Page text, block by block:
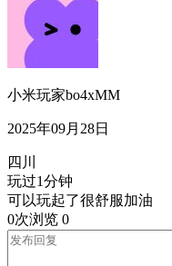
小米玩家bo4xMM
2025年09月28日
四川
玩过1分钟
可以玩起了很舒服加油
0次浏览 0